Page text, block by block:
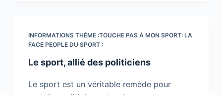
INFORMATIONS THÈME :TOUCHE PAS À MON SPORT: LA
FACE PEOPLE DU SPORT :
Le sport, allié des politiciens
Le sport est un véritable remède pour